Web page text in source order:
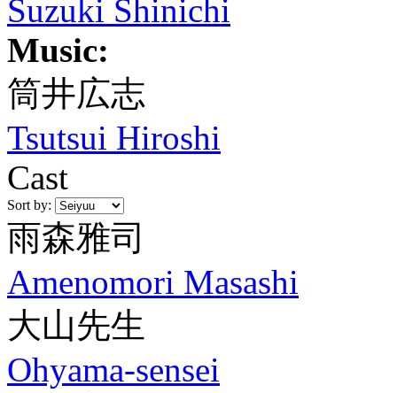
Suzuki Shinichi
Music:
筒井広志
Tsutsui Hiroshi
Cast
Sort by:
雨森雅司
Amenomori Masashi
大山先生
Ohyama-sensei